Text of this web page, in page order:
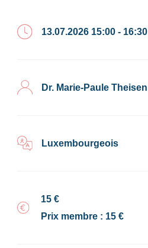
13.07.2026 15:00 - 16:30
Dr. Marie-Paule Theisen
Luxembourgeois
15 €
Prix membre : 15 €